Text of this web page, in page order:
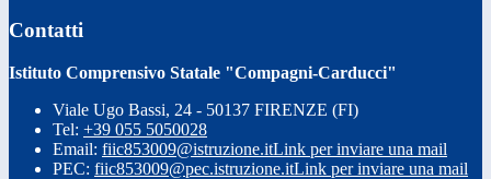
Contatti
Istituto Comprensivo Statale "Compagni-Carducci"
Viale Ugo Bassi, 24 - 50137 FIRENZE (FI)
Tel: +39 055 5050028
Email: fiic853009@istruzione.itLink per inviare una mail
PEC: fiic853009@pec.istruzione.itLink per inviare una mail